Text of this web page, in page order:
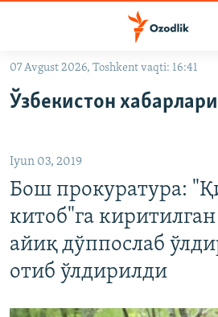
Асосий
Қидиришга
ўтинг
OZODLIK SURISHTIRUVLARI
На русском
ИЖТИМОИЙ ТАРМОҚЛАР
07 Avgust 2026, Toshkent vaqti: 16:41
Ўзбекистон хабарлари
Iyun 03, 2019
Бош прокуратура:
китоб"га
айиқ дўппослаб
отиб ўлдирилди